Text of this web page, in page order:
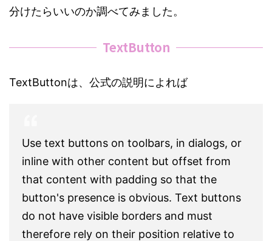
分けたらいいのか調べてみました。
TextButton
TextButtonは、公式の説明によれば
Use text buttons on toolbars, in dialogs, or
inline with other content but offset from
that content with padding so that the
button's presence is obvious. Text buttons
do not have visible borders and must
therefore rely on their position relative to